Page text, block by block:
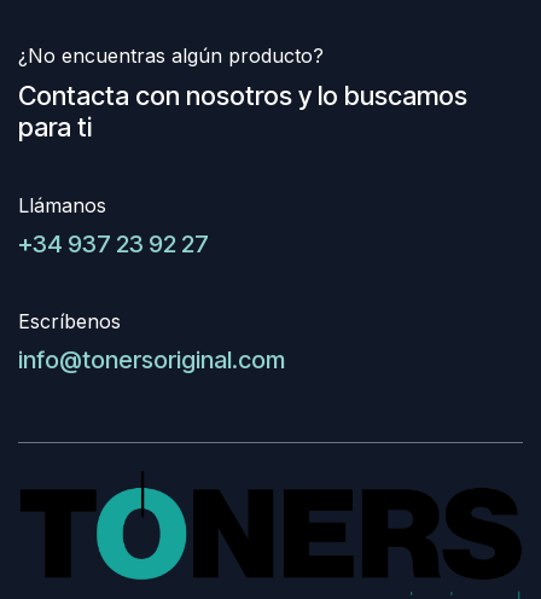
¿No encuentras algún producto?
Contacta con nosotros y lo buscamos
para ti
Llámanos
+34 937 23 92 27
Escríbenos
info@tonersoriginal.com